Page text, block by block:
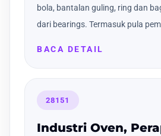
bola, bantalan guling, ring dan
dari bearings. Termasuk pula
BACA DETAIL
28151
Industri Oven,